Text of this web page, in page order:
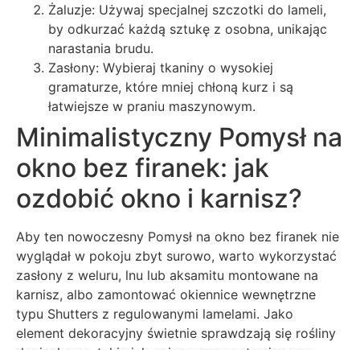
Żaluzje: Używaj specjalnej szczotki do lameli,
by odkurzać każdą sztukę z osobna, unikając
narastania brudu.
Zasłony: Wybieraj tkaniny o wysokiej
gramaturze, które mniej chłoną kurz i są
łatwiejsze w praniu maszynowym.
Minimalistyczny Pomysł na
okno bez firanek: jak
ozdobić okno i karnisz?
Aby ten nowoczesny Pomysł na okno bez firanek nie
wyglądał w pokoju zbyt surowo, warto wykorzystać
zasłony z weluru, lnu lub aksamitu montowane na
karnisz, albo zamontować okiennice wewnętrzne
typu Shutters z regulowanymi lamelami. Jako
element dekoracyjny świetnie sprawdzają się rośliny